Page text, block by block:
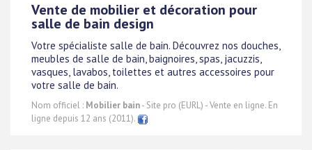
Vente de mobilier et décoration pour
salle de bain design
Votre spécialiste salle de bain. Découvrez nos douches,
meubles de salle de bain, baignoires, spas, jacuzzis,
vasques, lavabos, toilettes et autres accessoires pour
votre salle de bain.
Nom officiel : Mobilier bain- Site pro (EURL) - Vente en ligne. En
ligne depuis 12 ans (2011).